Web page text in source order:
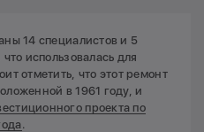
14 специалистов и 5
использовалась для
отметить, что этот ремонт
в 1961 году, и
проекта по
.